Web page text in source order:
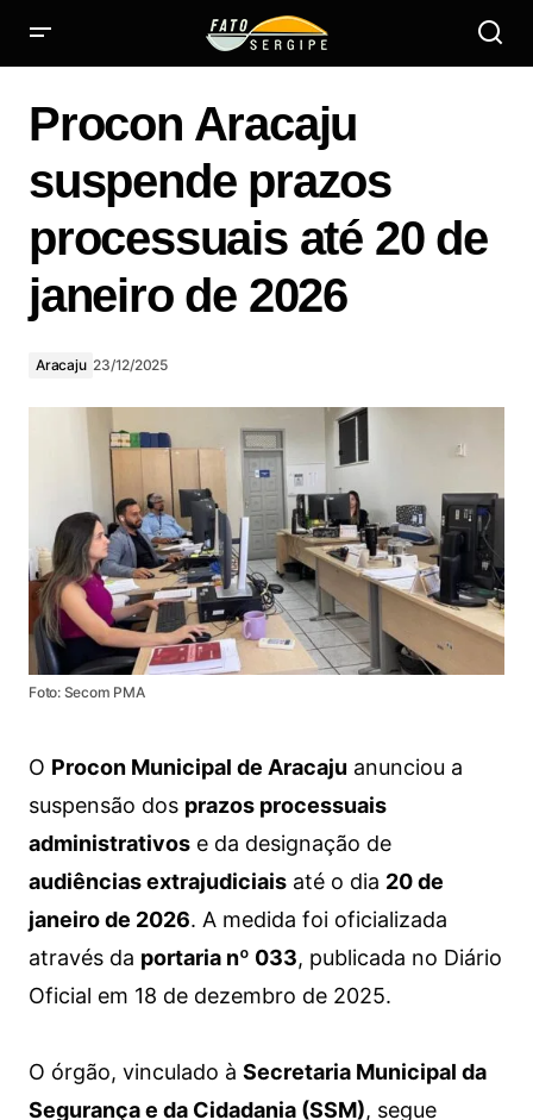
Procon Aracaju
suspende prazos
processuais até 20 de
janeiro de 2026
Aracaju 23/12/2025
Foto: Secom PMA
O Procon Municipal de Aracaju anunciou a
suspensão dos prazos processuais
administrativos e da designação de
audiências extrajudiciais até o dia 20 de
janeiro de 2026. A medida foi oficializada
através da portaria nº 033, publicada no Diário
Oficial em 18 de dezembro de 2025.
O órgão, vinculado à Secretaria Municipal da
Segurança e da Cidadania (SSM), segue